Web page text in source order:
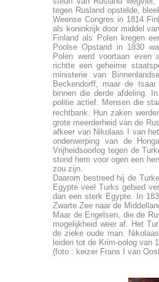
tegen Rusland opstelde,
Weense Congres in 1814
als koninkrijk door middel
Finland als Polen kregen
Poolse Opstand in 1830
Polen werd voortaan even
richtte een geheime
ministerie van
Beckendorff, maar de
binnen die derde afdeling.
politie actief. Mensen die
rechtbank. Hun zaken
grote meerderheid van de
afkeer van Nikolaas I van
onderwerping van de
Vrijheidsoorlog tegen de
stond hem voor ogen een
zou zijn.
Daarom bestreed hij de
Egypte veel Turks gebied
dan een sterk Egypte. In
Zwarte Zee naar de
Maar de Engelsen, die de
mogelijkheid weer af. Het
de zieke oude man.
leiden tot de Krim-oolog van
(foto : keizer Frans I van